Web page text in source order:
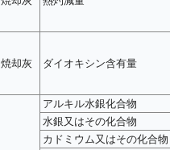
焼却灰 ダイオキシン含有量
アルキル水銀化合物
水銀又はその化合物
カドミウム又はその化合物